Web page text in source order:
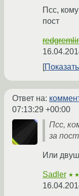
Псс,
пост
Ответ на:
07:13:29 +00:00
Псс,
за пост
Или
Sadler